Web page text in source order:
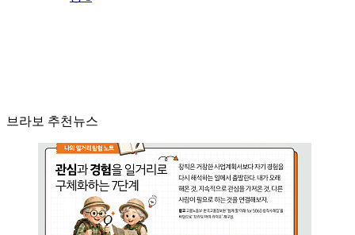
브라보 추천뉴스